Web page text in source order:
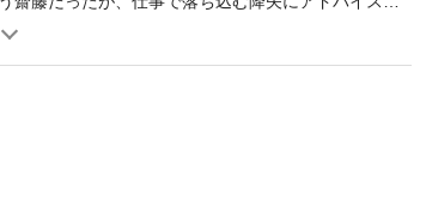
で思わずゲイと告白。そのうえ降矢からつきあおう